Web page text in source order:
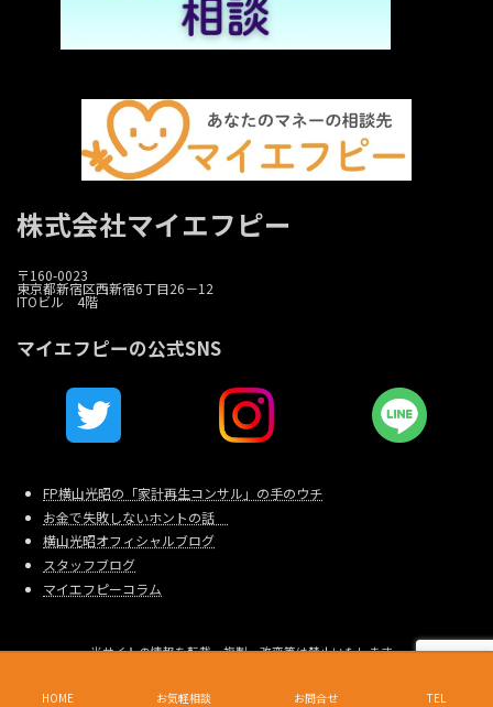
株式会社マイエフピー
〒160-0023
東京都新宿区西新宿6丁目26－12
ITOビル 4階
マイエフピーの公式SNS
FP横山光昭の「家計再生コンサル」の手のウチ
お金で失敗しないホントの話
横山光昭オフィシャルブログ
スタッフブログ
マイエフピーコラム
当サイトの情報を転載、複製、改変等は禁止いたします。
HOME お気軽相談 お問合せ TEL